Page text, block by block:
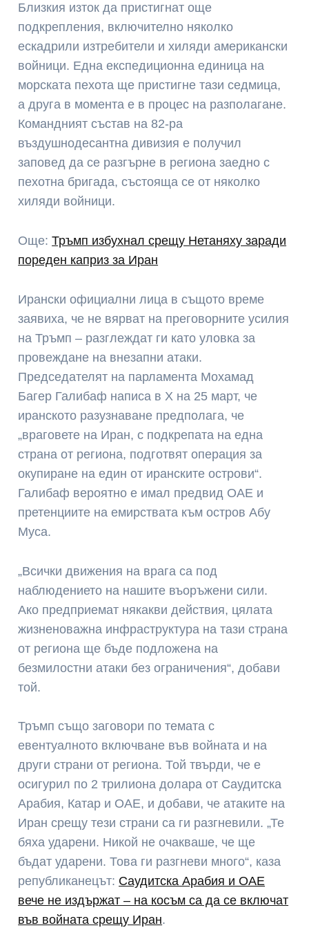
Близкия изток да пристигнат още
подкрепления, включително няколко
ескадрили изтребители и хиляди американски
войници. Една експедиционна единица на
морската пехота ще пристигне тази седмица,
а друга в момента е в процес на разполагане.
Командният състав на 82-ра
въздушнодесантна дивизия е получил
заповед да се разгърне в региона заедно с
пехотна бригада, състояща се от няколко
хиляди войници.
Още:Тръмп избухнал срещу Нетаняху заради
пореден каприз за Иран
Ирански официални лица в същото време
заявиха, че не вярват на преговорните усилия
на Тръмп – разглеждат ги като уловка за
провеждане на внезапни атаки.
Председателят на парламента Мохамад
Багер Галибаф написа в X на 25 март, че
иранското разузнаване предполага, че
„враговете на Иран, с подкрепата на една
страна от региона, подготвят операция за
окупиране на един от иранските острови“.
Галибаф вероятно е имал предвид ОАЕ и
претенциите на емирствата към остров Абу
Муса.
„Всички движения на врага са под
наблюдението на нашите въоръжени сили.
Ако предприемат някакви действия, цялата
жизненоважна инфраструктура на тази страна
от региона ще бъде подложена на
безмилостни атаки без ограничения“, добави
той.
Тръмп също заговори по темата с
евентуалното включване във войната и на
други страни от региона. Той твърди, че е
осигурил по 2 трилиона долара от Саудитска
Арабия, Катар и ОАЕ, и добави, че атаките на
Иран срещу тези страни са ги разгневили. „Те
бяха ударени. Никой не очакваше, че ще
бъдат ударени. Това ги разгневи много“, каза
републиканецът: Саудитска Арабия и ОАЕ
вече не издържат – на косъм са да се включат
във войната срещу Иран.